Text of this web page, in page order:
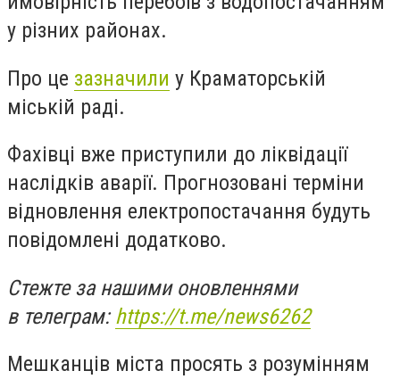
у різних районах.
Про це зазначили у Краматорській
міській раді.
Фахівці вже приступили до ліквідації
наслідків аварії. Прогнозовані терміни
відновлення електропостачання будуть
повідомлені додатково.
Стежте за нашими оновленнями
в телеграм:https://t.me/news6262
Мешканців міста просять з розумінням